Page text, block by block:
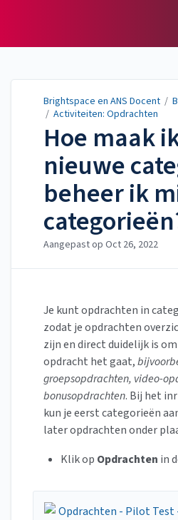
Brightspace en ANS Docent /
/ Activiteiten: Opdrachten
Hoe maak
nieuwe
beheer ik
Aangepast op Oct 26, 2022
Je kunt opdrachten in
zodat je opdrachten
zijn en direct duidelijk is
opdracht het gaat,
groepsopdrachten, video-
bonusopdrachten. Bij het
kun je eerst categorieën
later opdrachten onder
Klik op Opdrachten in